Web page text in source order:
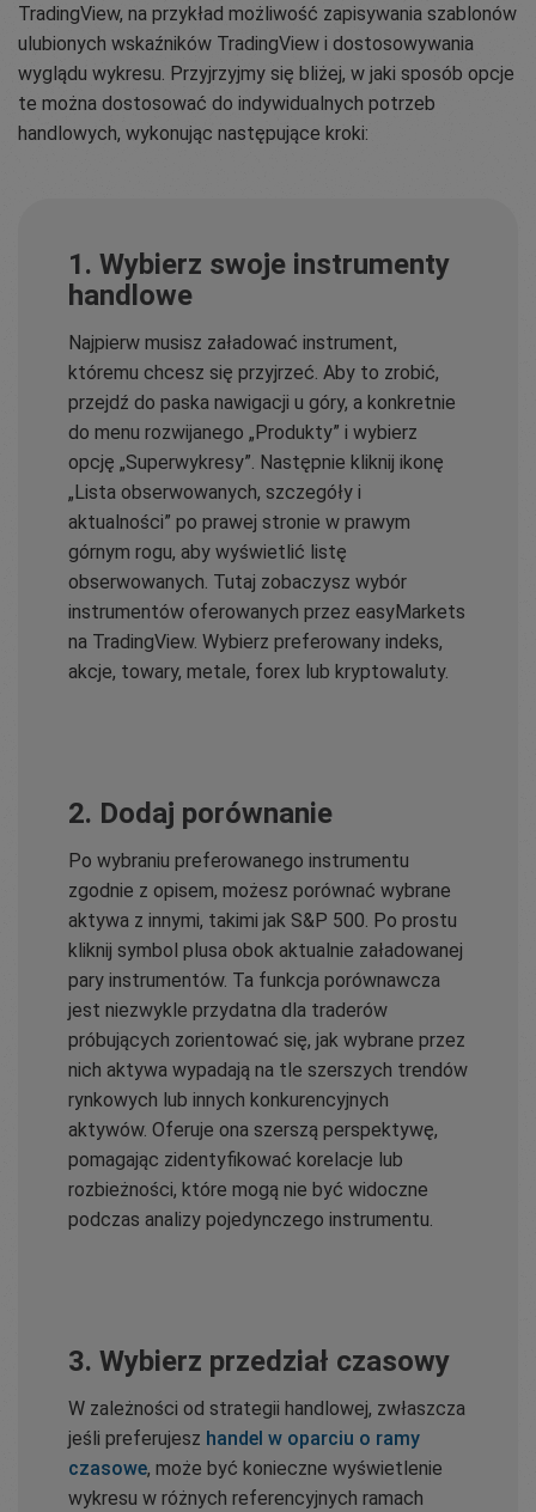
TradingView, na przykład możliwość zapisywania szablonów
ulubionych wskaźników TradingView i dostosowywania
wyglądu wykresu. Przyjrzyjmy się bliżej, w jaki sposób opcje
te można dostosować do indywidualnych potrzeb
handlowych, wykonując następujące kroki:
1. Wybierz swoje instrumenty
handlowe
Najpierw musisz załadować instrument,
któremu chcesz się przyjrzeć. Aby to zrobić,
przejdź do paska nawigacji u góry, a konkretnie
do menu rozwijanego „Produkty” i wybierz
opcję „Superwykresy”. Następnie kliknij ikonę
„Lista obserwowanych, szczegóły i
aktualności” po prawej stronie w prawym
górnym rogu, aby wyświetlić listę
obserwowanych. Tutaj zobaczysz wybór
instrumentów oferowanych przez easyMarkets
na TradingView. Wybierz preferowany indeks,
akcje, towary, metale, forex lub kryptowaluty.
2. Dodaj porównanie
Po wybraniu preferowanego instrumentu
zgodnie z opisem, możesz porównać wybrane
aktywa z innymi, takimi jak S&P 500. Po prostu
kliknij symbol plusa obok aktualnie załadowanej
pary instrumentów. Ta funkcja porównawcza
jest niezwykle przydatna dla traderów
próbujących zorientować się, jak wybrane przez
nich aktywa wypadają na tle szerszych trendów
rynkowych lub innych konkurencyjnych
aktywów. Oferuje ona szerszą perspektywę,
pomagając zidentyfikować korelacje lub
rozbieżności, które mogą nie być widoczne
podczas analizy pojedynczego instrumentu.
3. Wybierz przedział czasowy
W zależności od strategii handlowej, zwłaszcza
jeśli preferujesz handel w oparciu o ramy
czasowe, może być konieczne wyświetlenie
wykresu w różnych referencyjnych ramach